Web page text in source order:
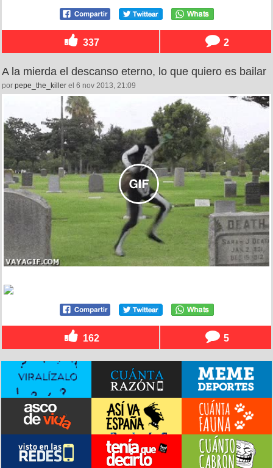
337 2
A la mierda el descanso eterno, lo que quiero es bailar
por pepe_the_killer el 6 nov 2013, 21:09
162 5